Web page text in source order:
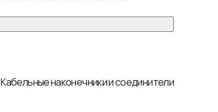
Кабельные наконечники и соединители